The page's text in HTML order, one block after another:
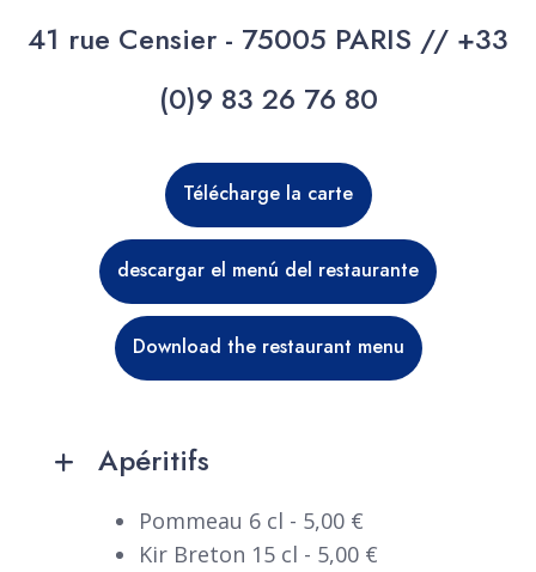
41 rue Censier - 75005 PARIS // +33
(0)9 83 26 76 80
Télécharge la carte
descargar el menú del restaurante
Download the restaurant menu
Apéritifs
Pommeau 6 cl - 5,00 €
Kir Breton 15 cl - 5,00 €